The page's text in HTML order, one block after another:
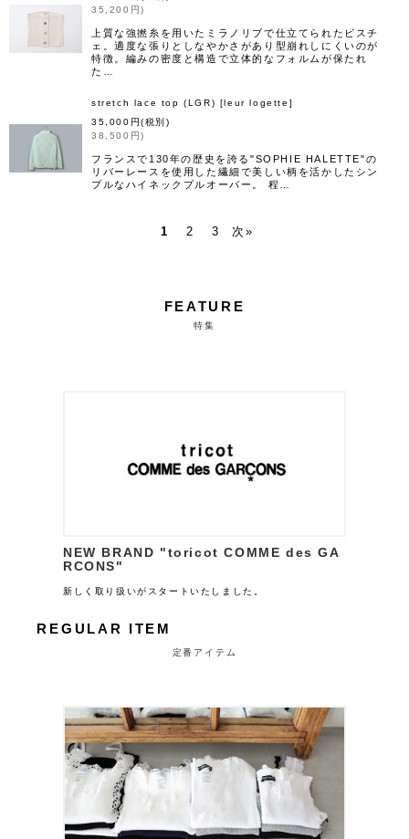
35,200 円)
上質な強撚糸を用いたミラノリブで仕立てられたビスチ
ェ。適度な張りとしなやかさがあり型崩れしにくいのが
特徴。編みの密度と構造で立体的なフォルムが保たれ
た…
stretch lace top (LGR) [leur logette ]
35,000 円(税別)
38,500 円)
フランスで130年の歴史を誇る"SOPHIE HALETTE"の
リバーレースを使用した繊細で美しい柄を活かしたシン
プルなハイネックプルオーバー。 程…
1 2 3 次 »
FEATURE
特集
NEW BRAND "toricot COMME des GA
RCONS"
新しく取り扱いがスタートいたしました。
REGULAR ITEM
定番アイテム